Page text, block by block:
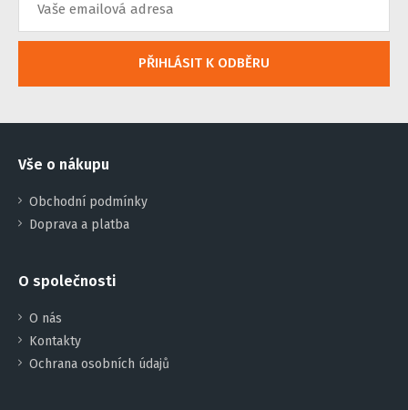
PŘIHLÁSIT K ODBĚRU
Vše o nákupu
Obchodní podmínky
Doprava a platba
O společnosti
O nás
Kontakty
Ochrana osobních údajů